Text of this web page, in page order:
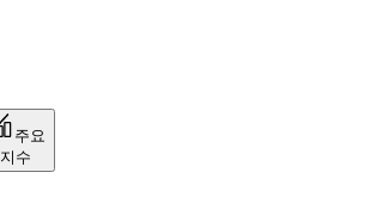
주요
지수